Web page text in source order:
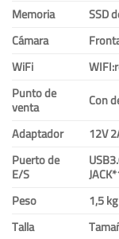
Memoria
SSD
Cámara
WiFi
Punto de
venta
Con
Adaptador
12V
Puerto de
E/S
Peso
1,5 kg
Talla